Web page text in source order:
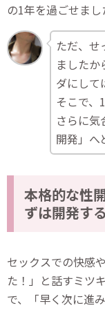
の1年を過ごせまし
ただ、せ
ました
ダにして
そこで、
さらに気
開発」へ
本格的な性
ずは開発す
セックスでの快感
た！」と話すミツ
で、「早く次に進